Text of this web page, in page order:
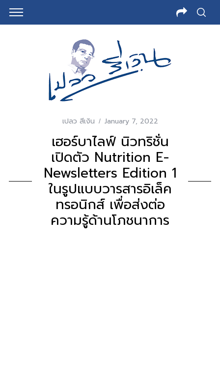
เปลว สีเงิน January 7, 2022
เฮอร์บาไลฟ์ นิวทริชั่น
เปิดตัว Nutrition E-
Newsletters Edition 1
ในรูปแบบวารสารอิเล็ค
ทรอนิกส์ เพื่อส่งต่อ
ความรู้ด้านโภชนาการ